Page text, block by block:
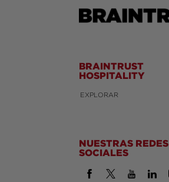
BRAINTRUST
HOSPITALITY
EXPLORAR
NUESTRAS REDES
SOCIALES